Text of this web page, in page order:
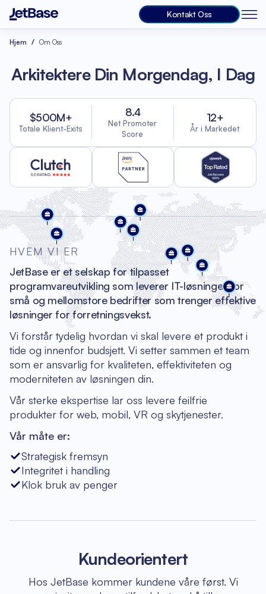
Kontakt Oss
Hjem Om Oss
Arkitektere Din Morgendag, I Dag
$500M+
Totale Klient-Exits
8.4
Net Promoter
Score
12+
År i Markedet
HVEM VI ER
JetBase er et selskap for tilpasset
programvareutvikling som leverer IT-løsninger for
små og mellomstore bedrifter som trenger effektive
løsninger for forretningsvekst.
Vi forstår tydelig hvordan vi skal levere et produkt i
tide og innenfor budsjett. Vi setter sammen et team
som er ansvarlig for kvaliteten, effektiviteten og
moderniteten av løsningen din.
Vår sterke ekspertise lar oss levere feilfrie
produkter for web, mobil, VR og skytjenester.
Vår måte er:
Strategisk fremsyn
Integritet i handling
Klok bruk av penger
Kundeorientert
Hos JetBase kommer kundene våre først. Vi